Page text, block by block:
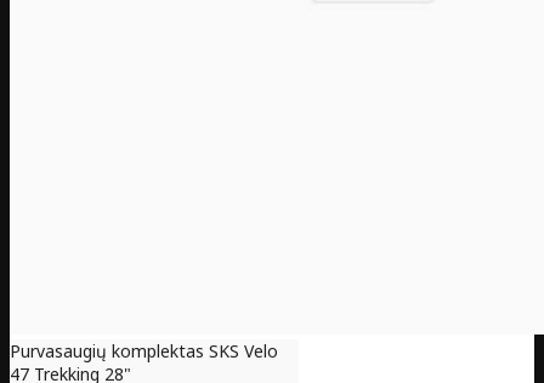
Purvasaugių komplektas SKS Velo
47 Trekking 28"